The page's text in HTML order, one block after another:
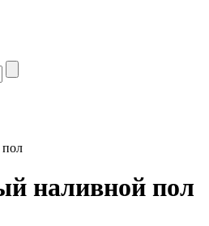
наливной пол